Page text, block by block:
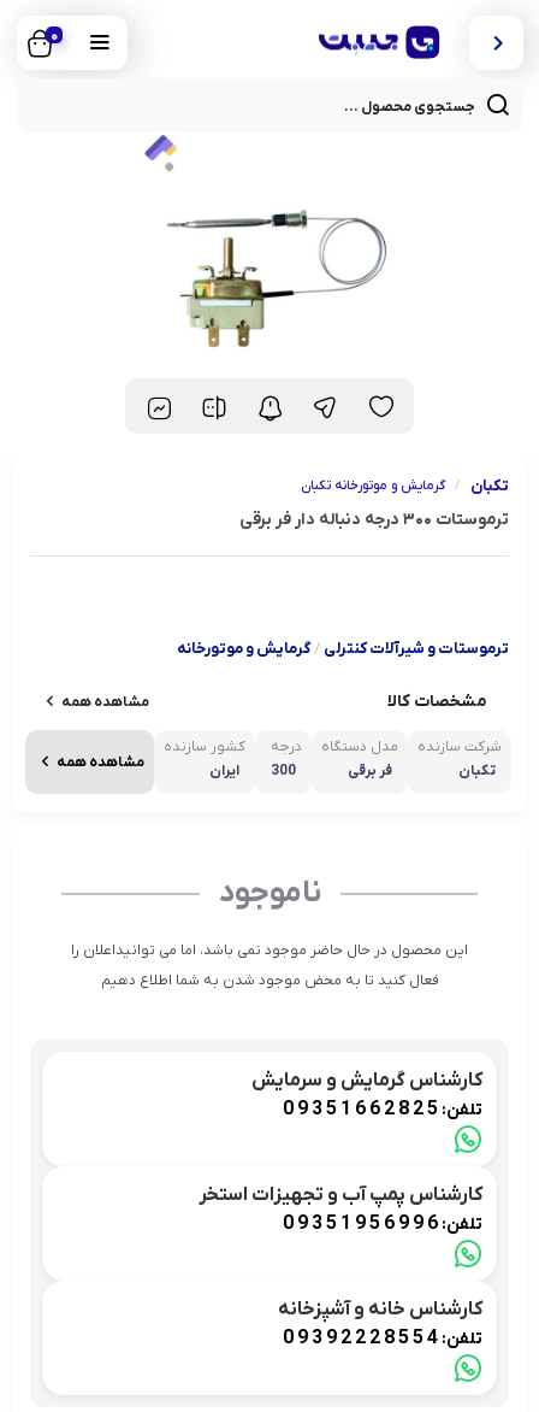
0
تکبان / گرمایش و موتورخانه تکبان
ترموستات ۳۰۰ درجه دنباله دار فر برقی
ترموستات و شیرآلات کنترلی /گرمایش و موتورخانه
مشخصات کالا مشاهده همه
شرکت سازنده
تکبان
مدل دستگاه
فر برقی
درجه
300
کشور سازنده
ایران
مشاهده همه
ناموجود
این محصول در حال حاضر موجود نمی باشد، اما می توانیداعلان را
فعال کنید تا به محض موجود شدن به شما اطلاع دهیم
کارشناس گرمایش و سرمایش
تلفن: 09351662825
کارشناس پمپ آب و تجهیزات استخر
تلفن: 09351956996
کارشناس خانه و آشپزخانه
تلفن: 09392228554